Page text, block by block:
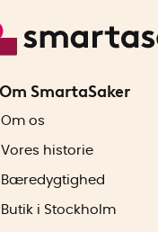
Om SmartaSaker
Om os
Vores historie
Bæredygtighed
Butik i Stockholm